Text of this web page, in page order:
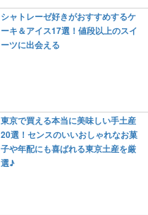
シャトレーゼ好きがおすすめするケ
ーキ＆アイス17選！値段以上のスイ
ーツに出会える
東京で買える本当に美味しい手土産
20選！センスのいいおしゃれなお菓
子や年配にも喜ばれる東京土産を厳
選♪